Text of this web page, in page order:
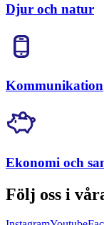
Djur och natur
Kommunikation
Ekonomi och
Följ oss i